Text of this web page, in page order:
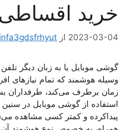
خرید
2023-03-04 از
گوشی موبایل یا به زبان دیگر
وسیله هوشمند که تمام نیازهای
زمان برطرف می‌کند، طرفداران
استفاده از گوشی موبایل در
پیداکرده و کمتر کسی مشاهده